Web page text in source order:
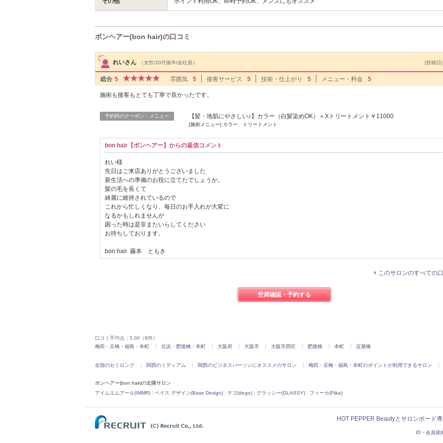
ボンヘアー(bon hair)の口コミ
サロンPick Up
れいさん
（女性/20代後半/会社員） [投稿日
総合 5 雰囲気 5 接客サービス 5 技術・仕上がり 5 メニュー・料金 5
施術も接客もとても丁寧で良かったです。
予約時のクーポン・メニュー 【髪・地肌にやさしい♪】カラー（白髪染めOK）＋Xトリートメント￥11000
[施術メニュー] カラー、トリートメント
bon hair【ボンヘアー】からの返信コメント
れい様
先日はご来店ありがとうございました
新生活への準備のお役に立てたでしょうか。
髪の毛を長くて
綺麗に維持されているので
これから忙しくなり、毎日のお手入れが大変に
なるかもしれませんが
困った時は是非またいらしてください
お待ちしております。
bon hair 藤本 ともき
このサロンのすべての
空席確認・予約する
口コミ平均点： 5.00 （8件）
梅田・京橋・福島・本町 北浜・肥後橋・本町 大阪府 大阪市 大阪市西区 肥後橋 本町 淀屋橋
全国のセミロング 関西のミディアム 関西のビジネスパーソンにオススメのサロン 梅田・京橋・福島・本町のポイントが利用できるサロン
ボンヘアー(bon hair)の近隣サロン
アイムエムアール(IMMR) | ベイス デザイン(Base Design) | デゴ(dego) | グラッシー(GLASSY) | フィーカ(Fiika)
HOT PEPPER Beautyとサロンボード
ID・会員規